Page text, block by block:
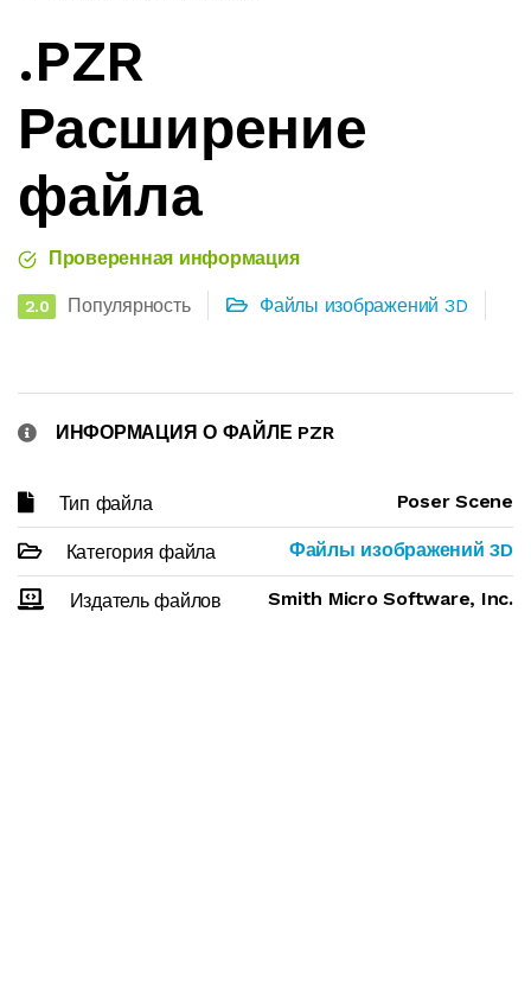
.PZR
Расширение
файла
Проверенная информация
2.0 Популярность Файлы изображений 3D
ИНФОРМАЦИЯ О ФАЙЛЕ PZR
Тип файла Poser Scene
Категория файла Файлы изображений 3D
Издатель файлов Smith Micro Software, Inc.